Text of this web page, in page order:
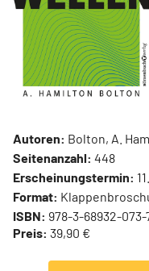
Autoren: Bolton, A.
Seitenanzahl: 448
Erscheinungstermin:
Format:
ISBN: 978-3-68932-073-
Preis: 39,90 €